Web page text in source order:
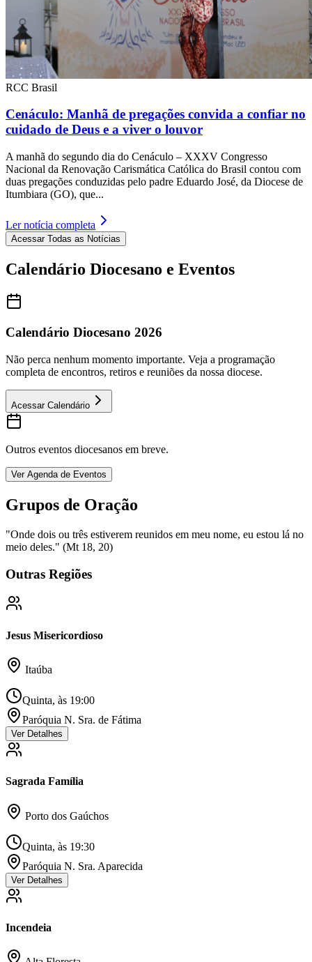
RCC Brasil
Cenáculo: Manhã de pregações convida a confiar no
cuidado de Deus e a viver o louvor
A manhã do segundo dia do Cenáculo – XXXV Congresso
Nacional da Renovação Carismática Católica do Brasil contou com
duas pregações conduzidas pelo padre Eduardo José, da Diocese de
Itumbiara (GO), que...
Ler notícia completa
Acessar Todas as Notícias
Calendário Diocesano e Eventos
Calendário Diocesano 2026
Não perca nenhum momento importante. Veja a programação
completa de encontros, retiros e reuniões da nossa diocese.
Acessar Calendário
Outros eventos diocesanos em breve.
Ver Agenda de Eventos
Grupos de Oração
"Onde dois ou três estiverem reunidos em meu nome, eu estou lá no
meio deles." (Mt 18, 20)
Outras Regiões
Jesus Misericordioso
Itaúba
Quinta, às 19:00
Paróquia N. Sra. de Fátima
Ver Detalhes
Sagrada Família
Porto dos Gaúchos
Quinta, às 19:30
Paróquia N. Sra. Aparecida
Ver Detalhes
Incendeia